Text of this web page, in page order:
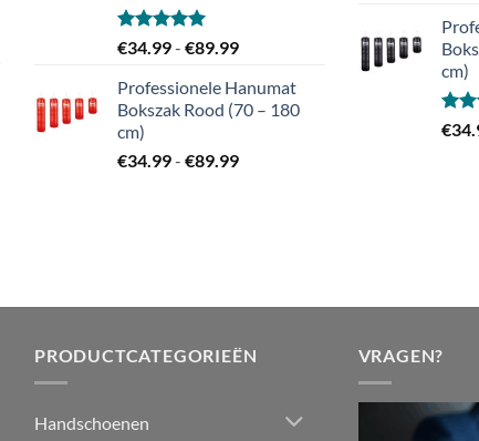
Gewaardeerd
€34.99- €89.99Prijsklasse:
tot
€89.99
Professionele Hanumat
Bokszak Rood (70 – 180
cm)
€34.99- €89.99Prijsklasse:
cm)
€
PRODUCTCATEGORIEËN
Handschoenen
VRAGEN?